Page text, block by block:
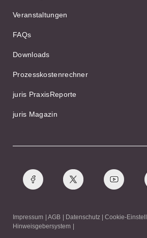
Veranstaltungen
FAQs
Downloads
Prozesskostenrechner
juris PraxisReporte
juris Magazin
Impressum AGB Datenschutz
Cookie-
Hinweisgebersystem